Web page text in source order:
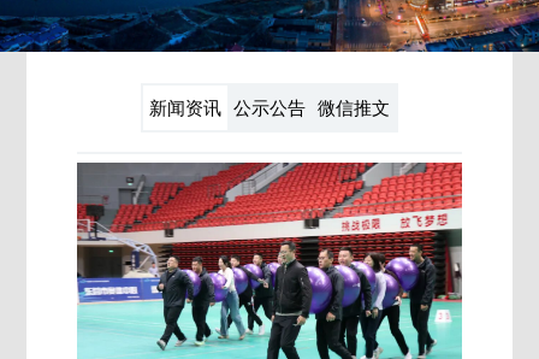
新闻资讯 公示公告 微信推文